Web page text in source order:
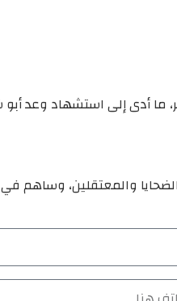
ما أدى إلى استشهاد وعد
والمعتقلين، وساهم